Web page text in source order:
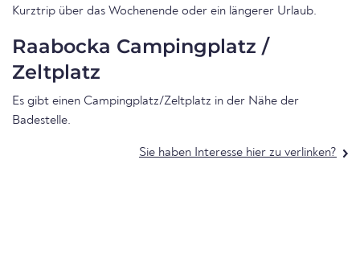
Kurztrip über das Wochenende oder ein längerer Urlaub.
Raabocka Campingplatz /
Zeltplatz
Es gibt einen Campingplatz/Zeltplatz in der Nähe der
Badestelle.
Sie haben Interesse hier zu verlinken?